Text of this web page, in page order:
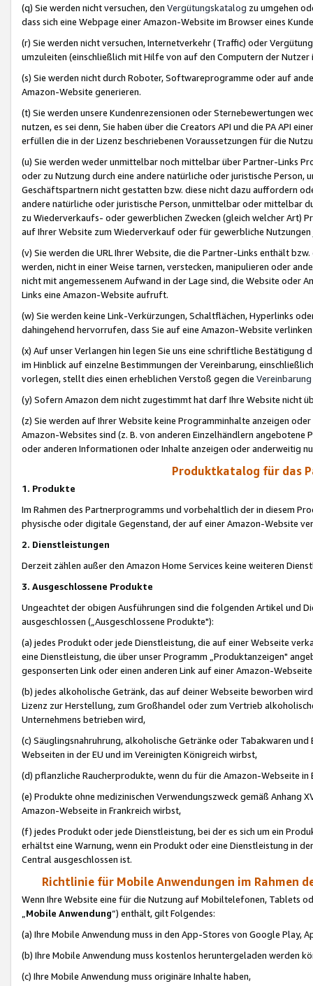
(q) Sie werden nicht versuchen, den Vergütungskatalog zu umgehen
dass sich eine Webpage einer Amazon-Website im Browser eines
(r) Sie werden nicht versuchen, Internetverkehr (Traffic) oder
umzuleiten (einschließlich mit Hilfe von auf den Computern der
(s) Sie werden nicht durch Roboter, Softwareprogramme oder auf
Amazon-Website generieren.
(t) Sie werden unsere Kundenrezensionen oder Sternebewertungen
nutzen, es sei denn, Sie haben über die Creators API und die PA API
erfüllen die in der Lizenz beschriebenen Voraussetzungen für die
(u) Sie werden weder unmittelbar noch mittelbar über Partner-Links
oder zu Nutzung durch eine andere natürliche oder juristische
Geschäftspartnern nicht gestatten bzw. diese nicht dazu auffordern
andere natürliche oder juristische Person, unmittelbar oder mittelbar
zu Wiederverkaufs- oder gewerblichen Zwecken (gleich welcher Art)
auf Ihrer Website zum Wiederverkauf oder für gewerbliche
(v) Sie werden die URL Ihrer Website, die die Partner-Links enthält
werden, nicht in einer Weise tarnen, verstecken, manipulieren oder
nicht mit angemessenem Aufwand in der Lage sind, die Website oder
Links eine Amazon-Website aufruft.
(w) Sie werden keine Link-Verkürzungen, Schaltflächen, Hyperlinks
dahingehend hervorrufen, dass Sie auf eine Amazon-Website
(x) Auf unser Verlangen hin legen Sie uns eine schriftliche
im Hinblick auf einzelne Bestimmungen der Vereinbarung,
vorlegen, stellt dies einen erheblichen Verstoß gegen die Vereinbarung
(y) Sofern Amazon dem nicht zugestimmt hat darf Ihre Website nicht
(z) Sie werden auf Ihrer Website keine Programminhalte anzeigen
Amazon-Websites sind (z. B. von anderen Einzelhändlern
oder anderen Informationen oder Inhalte anzeigen oder anderweitig
Produktkatalog für das
1. Produkte
Im Rahmen des Partnerprogramms und vorbehaltlich der in diesem
physische oder digitale Gegenstand, der auf einer Amazon-Website
2. Dienstleistungen
Derzeit zählen außer den Amazon Home Services keine weiteren
3. Ausgeschlossene Produkte
Ungeachtet der obigen Ausführungen sind die folgenden Artikel und
ausgeschlossen („Ausgeschlossene Produkte"):
(a) jedes Produkt oder jede Dienstleistung, die auf einer Webseite
eine Dienstleistung, die über unser Programm „Produktanzeigen"
gesponserten Link oder einen anderen Link auf einer Amazon-
(b) jedes alkoholische Getränk, das auf deiner Webseite beworben
Lizenz zur Herstellung, zum Großhandel oder zum Vertrieb
Unternehmens betrieben wird,
(c) Säuglingsnahruhrung, alkoholische Getränke oder Tabakwaren
Webseiten in der EU und im Vereinigten Königreich wirbst,
(d) pflanzliche Raucherprodukte, wenn du für die Amazon-Webseite in
(e) Produkte ohne medizinischen Verwendungszweck gemäß Anhang
Amazon-Webseite in Frankreich wirbst,
(f) jedes Produkt oder jede Dienstleistung, bei der es sich um ein
erhältst eine Warnung, wenn ein Produkt oder eine Dienstleistung in
Central ausgeschlossen ist.
Richtlinie für Mobile Anwendungen im Rahmen
Wenn Ihre Website eine für die Nutzung auf Mobiltelefonen, Tablets
„Mobile Anwendung“) enthält, gilt Folgendes:
(a) Ihre Mobile Anwendung muss in den App-Stores von Google Play,
(b) Ihre Mobile Anwendung muss kostenlos heruntergeladen werden
(c) Ihre Mobile Anwendung muss originäre Inhalte haben,